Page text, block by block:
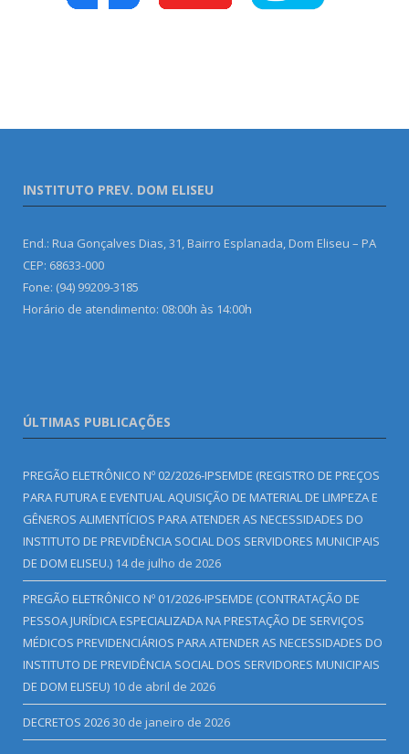
INSTITUTO PREV. DOM ELISEU
End.: Rua Gonçalves Dias, 31, Bairro Esplanada, Dom Eliseu – PA
CEP: 68633-000
Fone: (94) 99209-3185
Horário de atendimento: 08:00h às 14:00h
ÚLTIMAS PUBLICAÇÕES
PREGÃO ELETRÔNICO Nº 02/2026-IPSEMDE (REGISTRO DE PREÇOS
PARA FUTURA E EVENTUAL AQUISIÇÃO DE MATERIAL DE LIMPEZA E
GÊNEROS ALIMENTÍCIOS PARA ATENDER AS NECESSIDADES DO
INSTITUTO DE PREVIDÊNCIA SOCIAL DOS SERVIDORES MUNICIPAIS
DE DOM ELISEU.) 14 de julho de 2026
PREGÃO ELETRÔNICO Nº 01/2026-IPSEMDE (CONTRATAÇÃO DE
PESSOA JURÍDICA ESPECIALIZADA NA PRESTAÇÃO DE SERVIÇOS
MÉDICOS PREVIDENCIÁRIOS PARA ATENDER AS NECESSIDADES DO
INSTITUTO DE PREVIDÊNCIA SOCIAL DOS SERVIDORES MUNICIPAIS
DE DOM ELISEU) 10 de abril de 2026
DECRETOS 202630 de janeiro de 2026